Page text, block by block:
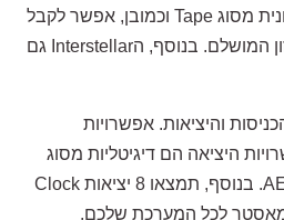
Pentode או העשרה הרמונית מסוג Tape וכמובן, אפשר לקבל
קצת מכל סוג לקבלת האיזון המושלם. בנוסף, הInterstellar גם
והיציאות. אפשרויות
היציאה הם דיגיטליות מסוג
AES, SPDIF, Optical, USB. בנוסף, תמצאו 8 יציאות Clock
לכל המערכת שלכם.